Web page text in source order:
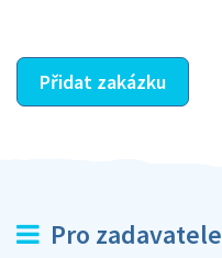
Přidat zakázku
Pro zadavatele